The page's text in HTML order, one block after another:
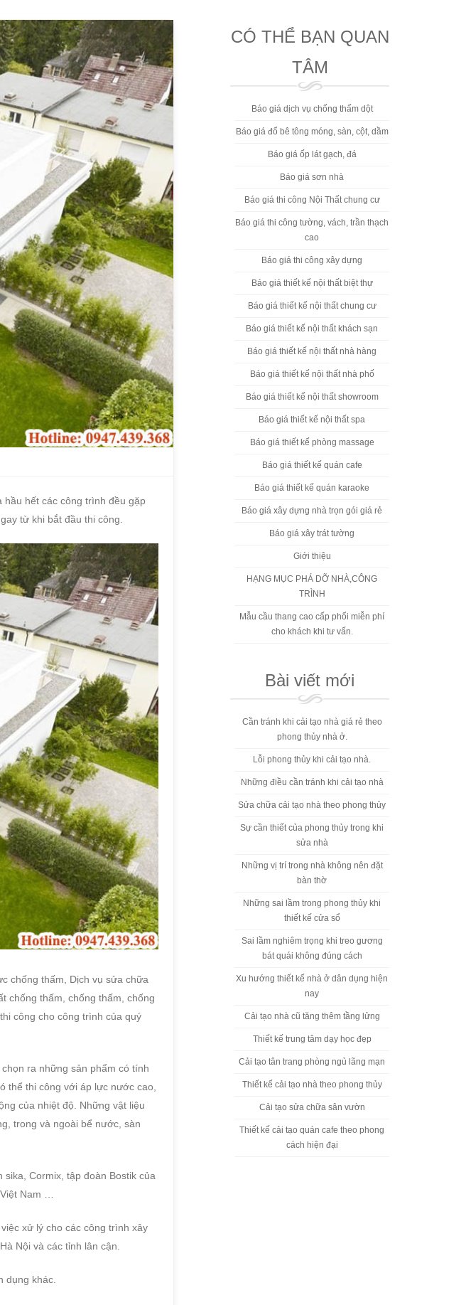
hết các công trình đều gặp
từ khi bắt đầu thi công.
chống thấm, Dịch vụ sửa chữa
chống thấm, chống thấm, chống
công cho công trình của quý
ra những sản phẩm có tính
thể thi công với áp lực nước cao,
của nhiệt độ. Những vật liệu
trong và ngoài bể nước, sàn
Cormix, tập đoàn Bostik của
Nam …
xử lý cho các công trình xây
Nội và các tỉnh lân cận.
dụng khác.
CÓ THỂ BẠN QUAN
TÂM
Báo giá dịch vụ chống thấm dột
Báo giá đổ bê tông móng, sàn, cột, dầm
Báo giá ốp lát gạch, đá
Báo giá sơn nhà
Báo giá thi công Nội Thất chung cư
Báo giá thi công tường, vách, trần thạch
cao
Báo giá thi công xây dựng
Báo giá thiết kế nội thất biệt thự
Báo giá thiết kế nội thất chung cư
Báo giá thiết kế nội thất khách sạn
Báo giá thiết kế nội thất nhà hàng
Báo giá thiết kế nội thất nhà phố
Báo giá thiết kế nội thất showroom
Báo giá thiết kế nội thất spa
Báo giá thiết kế phòng massage
Báo giá thiết kế quán cafe
Báo giá thiết kế quán karaoke
Báo giá xây dựng nhà trọn gói giá rẻ
Báo giá xây trát tường
Giới thiệu
HẠNG MỤC PHÁ DỠ NHÀ,CÔNG
TRÌNH
Mẫu cầu thang cao cấp phối miễn phí
cho khách khi tư vấn.
Bài viết mới
Cần tránh khi cải tạo nhà giá rẻ theo
phong thủy nhà ở.
Lỗi phong thủy khi cải tạo nhà.
Những điều cần tránh khi cải tạo nhà
Sửa chữa cải tạo nhà theo phong thủy
Sự cần thiết của phong thủy trong khi
sửa nhà
Những vị trí trong nhà không nên đặt
bàn thờ
Những sai lầm trong phong thủy khi
thiết kế cửa sổ
Sai lầm nghiêm trọng khi treo gương
bát quái không đúng cách
Xu hướng thiết kế nhà ở dân dụng hiện
nay
Cải tạo nhà cũ tăng thêm tầng lửng
Thiết kế trung tâm dạy học đẹp
Cải tạo tân trang phòng ngủ lãng mạn
Thiết kế cải tạo nhà theo phong thủy
Cải tạo sửa chữa sân vườn
Thiết kế cải tạo quán cafe theo phong
cách hiện đại